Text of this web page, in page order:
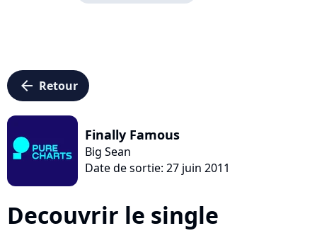
arrow_left Retour
Finally Famous
Big Sean
Date de sortie: 27 juin 2011
Decouvrir le single